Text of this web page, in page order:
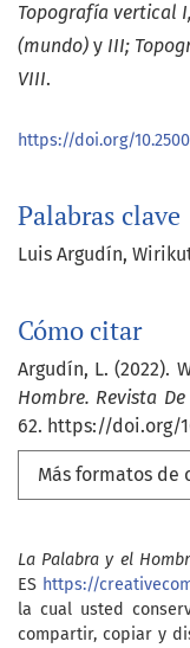
Palabras clave
Luis Argudín
Cómo citar
Argudín, L. (2022).
Hombre. Revista
62. https://doi.org/
Más formatos de
Topografía vertical
(mundo) y III;
VIII.
https://doi.org/
La Palabra y el
ES https://
la cual usted
compartir, copiar y